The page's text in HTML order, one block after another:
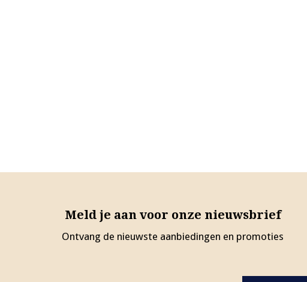
Meld je aan voor onze nieuwsbrief
Ontvang de nieuwste aanbiedingen en promoties